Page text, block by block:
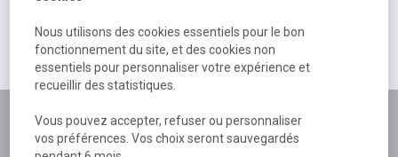
Retour Retour à l'accueil
Plus de 180 personnes
à votre écoute
Nous utilisons des cookies essentiels pour le bon
fonctionnement du site, et des cookies non
essentiels pour personnaliser votre expérience et
recueillir des statistiques.
Vous pouvez accepter, refuser ou personnaliser
vos préférences. Vos choix seront sauvegardés